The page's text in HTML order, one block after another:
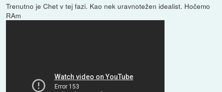
Trenutno je Chet v tej fazi. Kao nek uravnotežen idealist. Hočemo
RAm